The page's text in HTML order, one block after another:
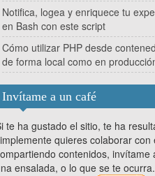
Notifica, logea y enriquece tu
en Bash con este script
Cómo utilizar PHP desde
de forma local como en
Invítame a un café
te ha gustado el sitio, te ha
quieres colaborar
contenidos, invítame
ensalada, o lo que se te ocurra.